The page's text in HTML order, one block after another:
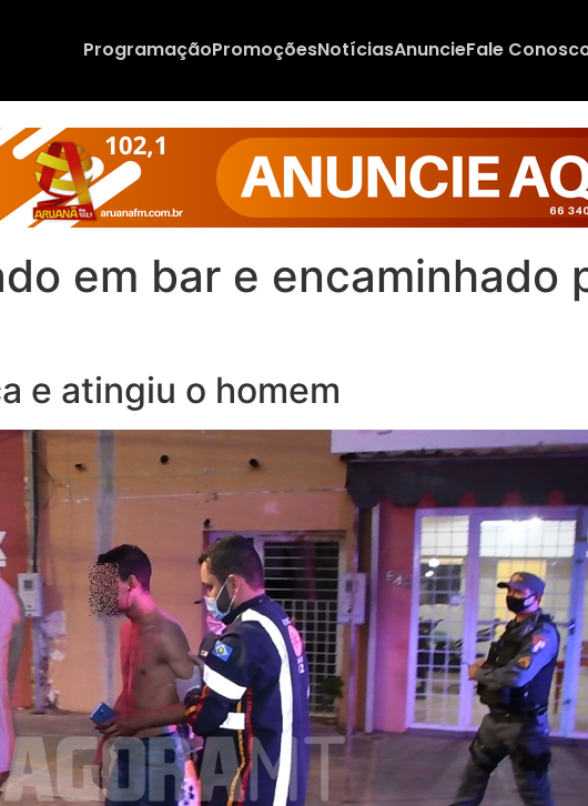
ProgramaçãoPromoçõesNotíciasAnuncieFale
em bar e encaminhado
e atingiu o homem